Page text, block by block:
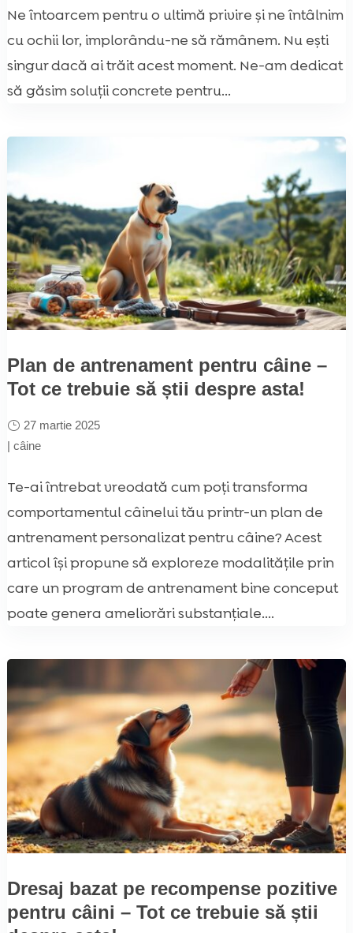
Ne întoarcem pentru o ultimă privire și ne întâlnim
cu ochii lor, implorându-ne să rămânem. Nu ești
singur dacă ai trăit acest moment. Ne-am dedicat
să găsim soluții concrete pentru...
Plan de antrenament pentru câine –
Tot ce trebuie să știi despre asta!
27 martie 2025
| câine
Te-ai întrebat vreodată cum poți transforma
comportamentul câinelui tău printr-un plan de
antrenament personalizat pentru câine? Acest
articol își propune să exploreze modalitățile prin
care un program de antrenament bine conceput
poate genera ameliorări substanțiale....
Dresaj bazat pe recompense pozitive
pentru câini – Tot ce trebuie să știi